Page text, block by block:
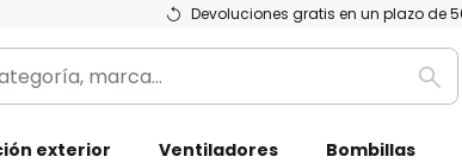
Devoluciones gratis en un plazo de
exterior Ventiladores Bombillas